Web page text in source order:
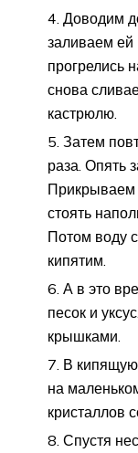
Доводим
заливаем ей
прогрелись
снова
кастрюлю.
Затем
раза. Опять
Прикрываем
стоять
Потом воду
кипятим.
А в это
песок и
крышками.
В
на
кристаллов
Спустя